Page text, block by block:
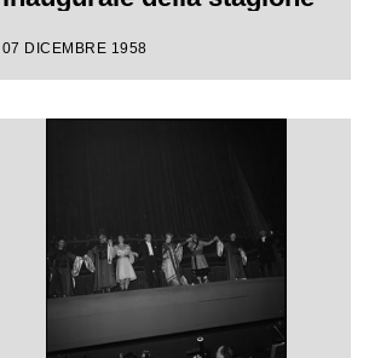
l'opera "Turandot" di
da Antonino Votto con la
07 DICEMBRE 1958